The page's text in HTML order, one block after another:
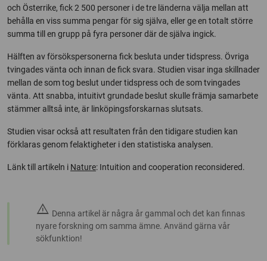
och Österrike, fick 2 500 personer i de tre länderna välja mellan att
behålla en viss summa pengar för sig själva, eller ge en totalt större
summa till en grupp på fyra personer där de själva ingick.
Hälften av försökspersonerna fick besluta under tidspress. Övriga
tvingades vänta och innan de fick svara. Studien visar inga skillnader
mellan de som tog beslut under tidspress och de som tvingades
vänta. Att snabba, intuitivt grundade beslut skulle främja samarbete
stämmer alltså inte, är linköpingsforskarnas slutsats.
Studien visar också att resultaten från den tidigare studien kan
förklaras genom felaktigheter i den statistiska analysen.
Länk till artikeln i Nature: Intuition and cooperation reconsidered.
warning Denna artikel är några år gammal och det kan finnas
nyare forskning om samma ämne. Använd gärna vår
sökfunktion!